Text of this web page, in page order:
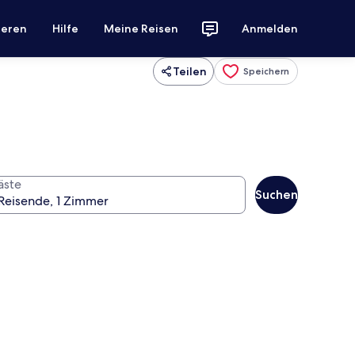
Hilfe Meine Reisen Anmelden
Teilen Speichern
Suchen